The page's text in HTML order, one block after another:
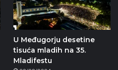
U Međugorju desetine
tisuća mladih na 35.
Mladifestu